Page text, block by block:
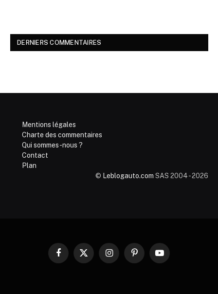
DERNIERS COMMENTAIRES
Mentions légales
Charte des commentaires
Qui sommes-nous ?
Contact
Plan
© Leblogauto.com SAS 2004 - 2026
Facebook
X
InstagramPinterestYouTube